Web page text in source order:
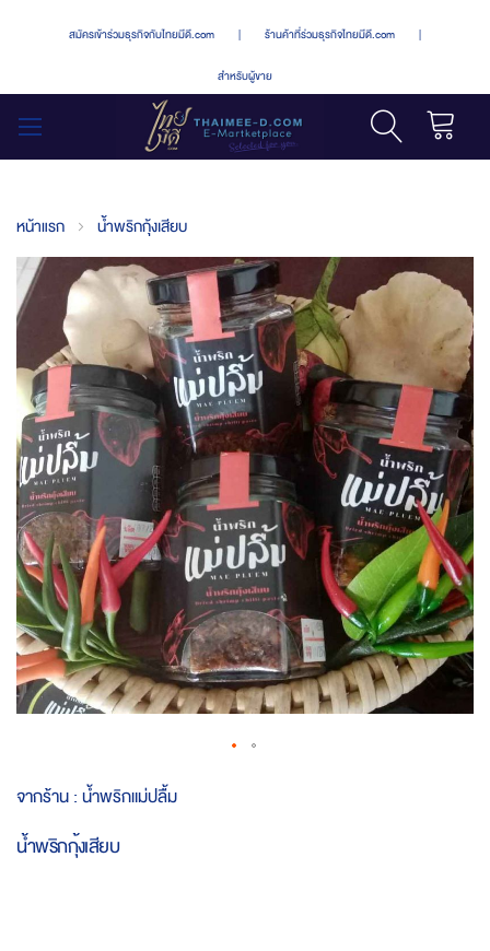
สมัครเข้าร่วมธุรกิจกับไทยมีดี.com | ร้านค้าที่ร่วมธุรกิจไทยมีดี.com |
สำหรับผู้ขาย
หน้าแรก น้ำพริกกุ้งเสียบ
Skip
to
the
of
the
images
gallery
to
beginning
จากร้าน :น้ำพริกแม่ปลื้ม
น้ำพริกกุ้งเสียบ